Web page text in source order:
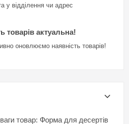
у відділення чи адрес
товарів актуальна!
оновлюємо наявність товарів!
товар: Форма для десертів